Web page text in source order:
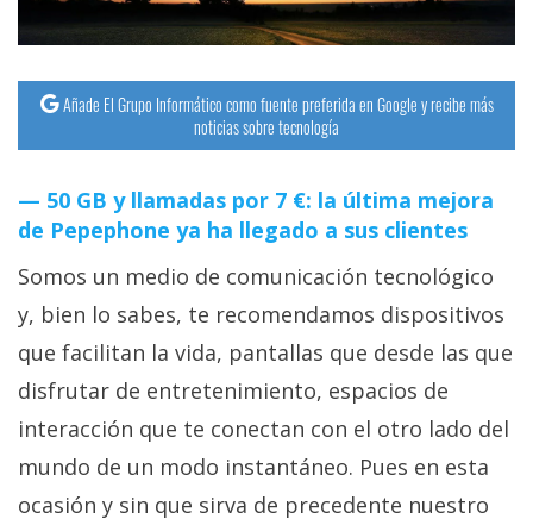
Añade El Grupo Informático como fuente preferida en Google y recibe más
noticias sobre tecnología
50 GB y llamadas por 7 €: la última mejora
de Pepephone ya ha llegado a sus clientes
Somos un medio de comunicación tecnológico
y, bien lo sabes, te recomendamos dispositivos
que facilitan la vida, pantallas que desde las que
disfrutar de entretenimiento, espacios de
interacción que te conectan con el otro lado del
mundo de un modo instantáneo. Pues en esta
ocasión y sin que sirva de precedente nuestro